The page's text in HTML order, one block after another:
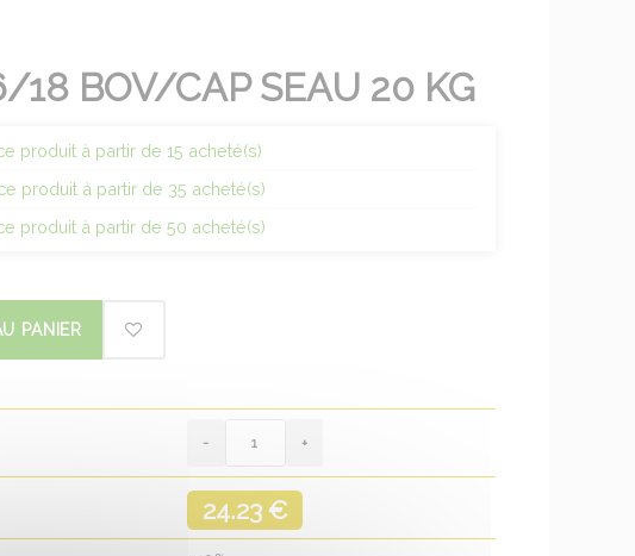
18 BOV/CAP SEAU 20 KG
produit à partir de 15 acheté(s)
produit à partir de 35 acheté(s)
produit à partir de 50 acheté(s)
PANIER
24.23 €